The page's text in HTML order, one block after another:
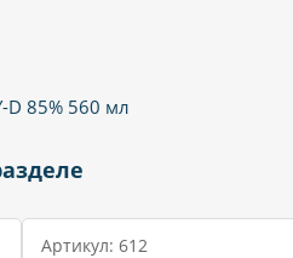
D 85% 560 мл
Артикул: 612